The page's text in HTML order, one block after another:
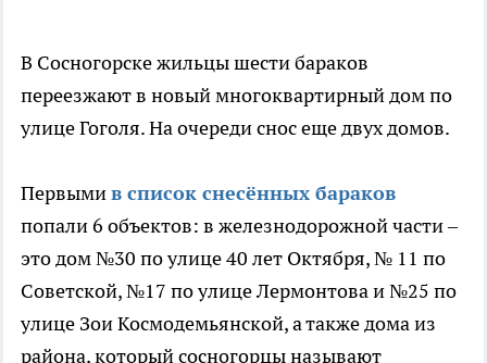
В Сосногорске жильцы шести бараков
переезжают в новый многоквартирный дом по
улице Гоголя. На очереди снос еще двух домов.
Первымив список снесённых бараков
попали 6 объектов: в железнодорожной части –
это дом №30 по улице 40 лет Октября, № 11 по
Советской, №17 по улице Лермонтова и №25 по
улице Зои Космодемьянской, а также дома из
района, который сосногорцы называют